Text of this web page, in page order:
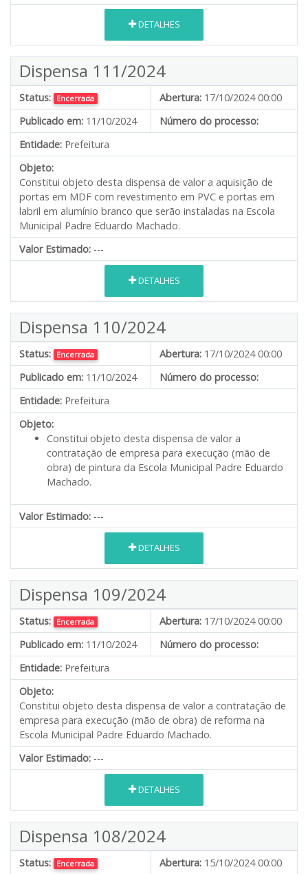
DETALHES
Dispensa 111/2024
Status: Encerrada Abertura: 17/10/2024 00:00
Publicado em: 11/10/2024
Número do processo:
Entidade: Prefeitura
Objeto:
Constitui objeto desta dispensa de valor a aquisição de
portas em MDF com revestimento em PVC e portas em
labril em alumínio branco que serão instaladas na Escola
Municipal Padre Eduardo Machado.
Valor Estimado: ---
DETALHES
Dispensa 110/2024
Status: Encerrada Abertura: 17/10/2024 00:00
Publicado em: 11/10/2024
Número do processo:
Entidade: Prefeitura
Objeto:
Constitui objeto desta dispensa de valor a
contratação de empresa para execução (mão de
obra) de pintura da Escola Municipal Padre Eduardo
Machado.
Valor Estimado: ---
DETALHES
Dispensa 109/2024
Status: Encerrada Abertura: 17/10/2024 00:00
Publicado em: 11/10/2024
Número do processo:
Entidade: Prefeitura
Objeto:
Constitui objeto desta dispensa de valor a contratação de
empresa para execução (mão de obra) de reforma na
Escola Municipal Padre Eduardo Machado.
Valor Estimado: ---
DETALHES
Dispensa 108/2024
Status: Encerrada Abertura: 15/10/2024 00:00